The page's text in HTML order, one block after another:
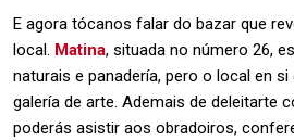
E agora tócanos falar do bazar que
local. Matina, situada no número 26,
naturais e panadería, pero o local en si
galería de arte. Ademais de deleitarte
poderás asistir aos obradoiros,